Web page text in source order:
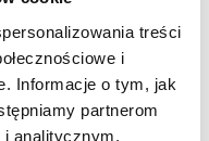
treści
i
Informacje o tym, jak
partnerom
i analitycznym.